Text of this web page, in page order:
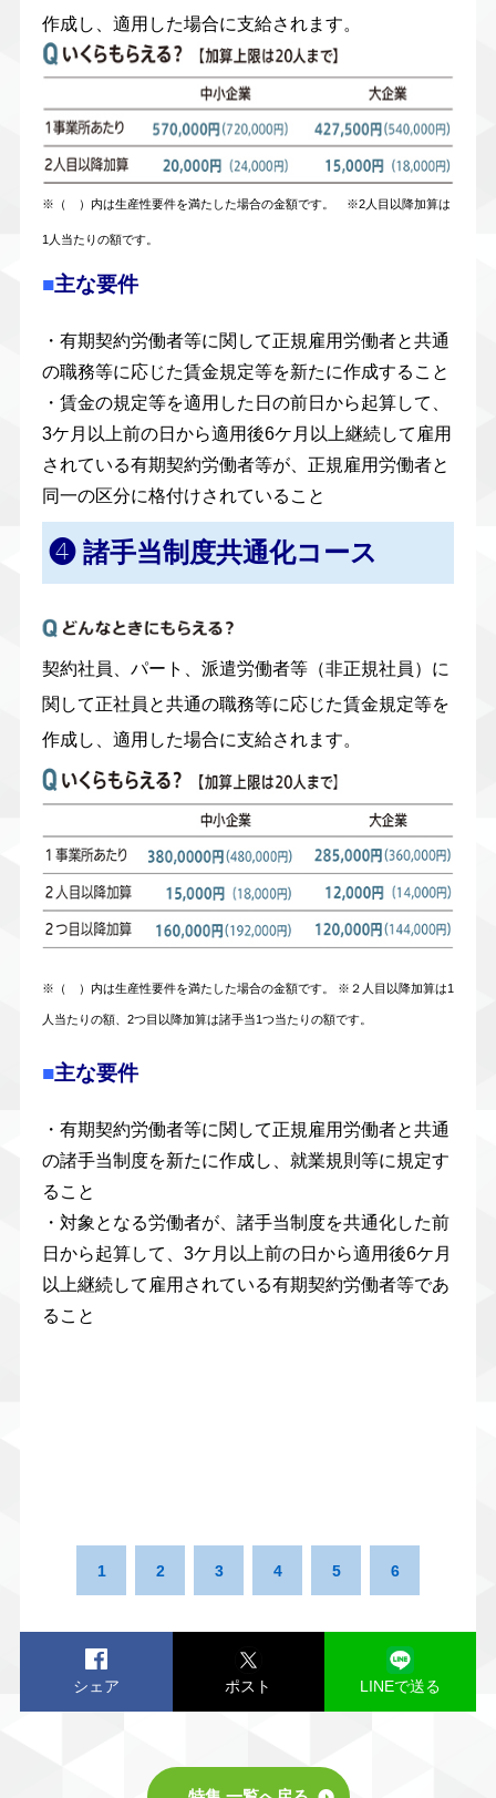
作成し、適用した場合に支給されます。
※（ ）内は生産性要件を満たした場合の金額です。 ※2人目以降加算は
1人当たりの額です。
■主な要件
・有期契約労働者等に関して正規雇用労働者と共通
の職務等に応じた賃金規定等を新たに作成すること
・賃金の規定等を適用した日の前日から起算して、
3ケ月以上前の日から適用後6ケ月以上継続して雇用
されている有期契約労働者等が、正規雇用労働者と
同一の区分に格付けされていること
❹ 諸手当制度共通化コース
契約社員、パート、派遣労働者等（非正規社員）に
関して正社員と共通の職務等に応じた賃金規定等を
作成し、適用した場合に支給されます。
※（ ）内は生産性要件を満たした場合の金額です。 ※２人目以降加算は1
人当たりの額、2つ目以降加算は諸手当1つ当たりの額です。
■主な要件
・有期契約労働者等に関して正規雇用労働者と共通
の諸手当制度を新たに作成し、就業規則等に規定す
ること
・対象となる労働者が、諸手当制度を共通化した前
日から起算して、3ケ月以上前の日から適用後6ケ月
以上継続して雇用されている有期契約労働者等であ
ること
1 2 3 4 5 6
シェア ポスト LINEで送る